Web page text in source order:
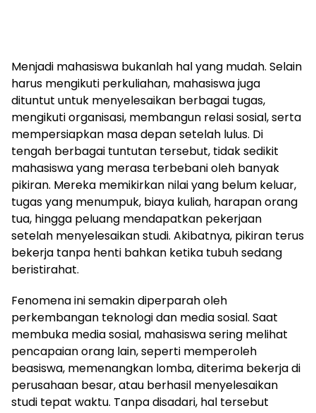
Menjadi mahasiswa bukanlah hal yang mudah. Selain
harus mengikuti perkuliahan, mahasiswa juga
dituntut untuk menyelesaikan berbagai tugas,
mengikuti organisasi, membangun relasi sosial, serta
mempersiapkan masa depan setelah lulus. Di
tengah berbagai tuntutan tersebut, tidak sedikit
mahasiswa yang merasa terbebani oleh banyak
pikiran. Mereka memikirkan nilai yang belum keluar,
tugas yang menumpuk, biaya kuliah, harapan orang
tua, hingga peluang mendapatkan pekerjaan
setelah menyelesaikan studi. Akibatnya, pikiran terus
bekerja tanpa henti bahkan ketika tubuh sedang
beristirahat.
Fenomena ini semakin diperparah oleh
perkembangan teknologi dan media sosial. Saat
membuka media sosial, mahasiswa sering melihat
pencapaian orang lain, seperti memperoleh
beasiswa, memenangkan lomba, diterima bekerja di
perusahaan besar, atau berhasil menyelesaikan
studi tepat waktu. Tanpa disadari, hal tersebut